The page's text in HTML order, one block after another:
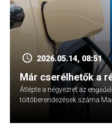
2026.05.14, 08:51
Már cserélhetők a
Átlépte a négyezret az
töltőberendezések száma